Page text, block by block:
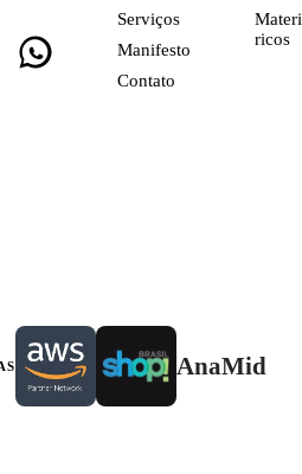
Serviços
Manifesto
Contato
ricos
AnaMid